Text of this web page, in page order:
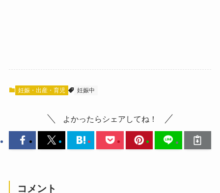
妊娠・出産・育児 妊娠中
よかったらシェアしてね！
コメント